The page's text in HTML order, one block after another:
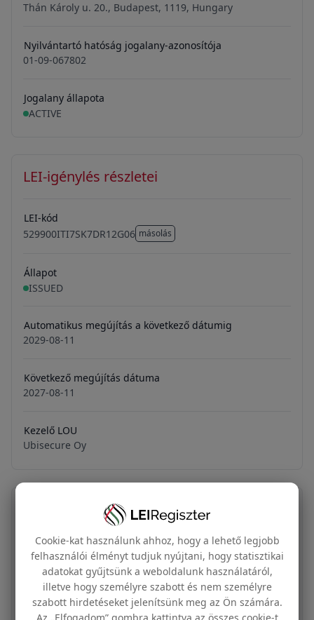
Thán Károly u. 20., Budapest, 1119, Hungary
Nyilvántartó hatóság jogalany-azonosítója
01-09-067802
Jogalany állapota
ACTIVE
LEI-igénylés részletei
LEI-kód
529900ITI7SK7DR12G06 másolás
529900ITI7SK7DR12G06
Állapot
ISSUED
Automatikus megújítás a következő dátumig
2029-08-11
Következő megújítás dátuma
2027-08-11
Kezelő LOU
Ubisecure Oy
Szerezze be LEI-tanúsítványát
1300 FtLEI-tanúsítvány + címke
A vállalata globális azonosító tanúsítványa és az
Cookie-kat használunk ahhoz, hogy a lehető legjobb
felhasználói élményt tudjuk nyújtani, hogy statisztikai
adatokat gyűjtsünk a weboldalunk használatáról,
illetve hogy személyre szabott és nem személyre
szabott hirdetéseket jelenítsünk meg az Ön számára.
Az „Elfogadom” gombra kattintva az összes cookie-t